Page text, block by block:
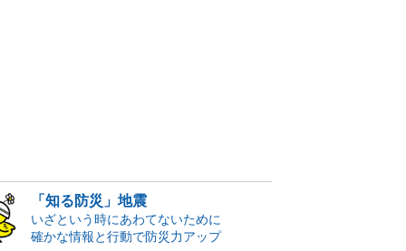
「知る防災」地震
いざという時にあわてないために
確かな情報と行動で防災力アップ